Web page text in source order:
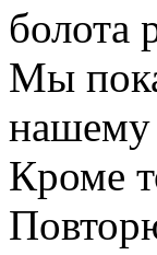
болота
Мы
нашему
Кроме